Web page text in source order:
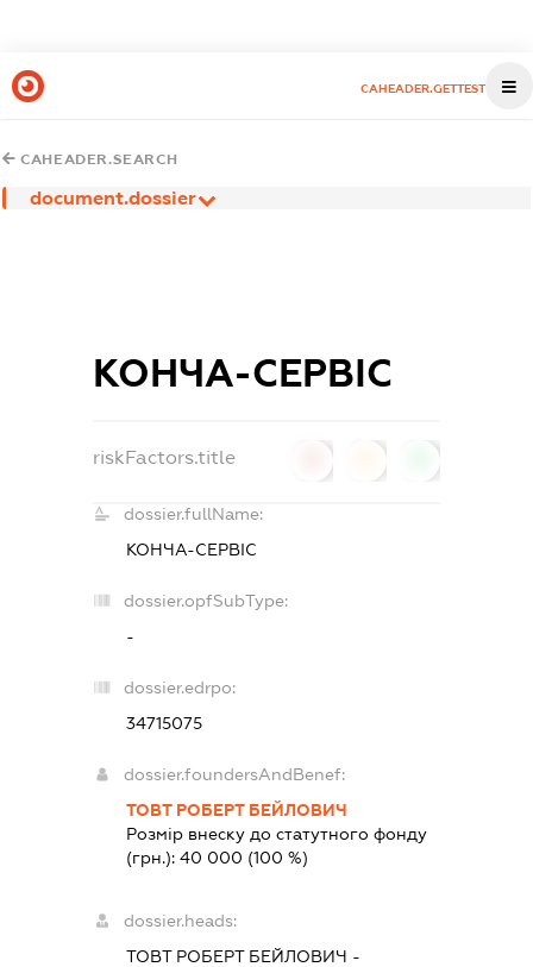
CAHEADER.GETTEST
CAHEADER.SEARCH
document.dossier
КОНЧА-СЕРВІС
riskFactors.title
dossier.fullName:
КОНЧА-СЕРВІС
dossier.opfSubType:
-
dossier.edrpo:
34715075
dossier.foundersAndBenef:
ТОВТ РОБЕРТ БЕЙЛОВИЧ
Розмір внеску до статутного фонду
(грн.):40 000 (100 %)
dossier.heads:
ТОВТ РОБЕРТ БЕЙЛОВИЧ -